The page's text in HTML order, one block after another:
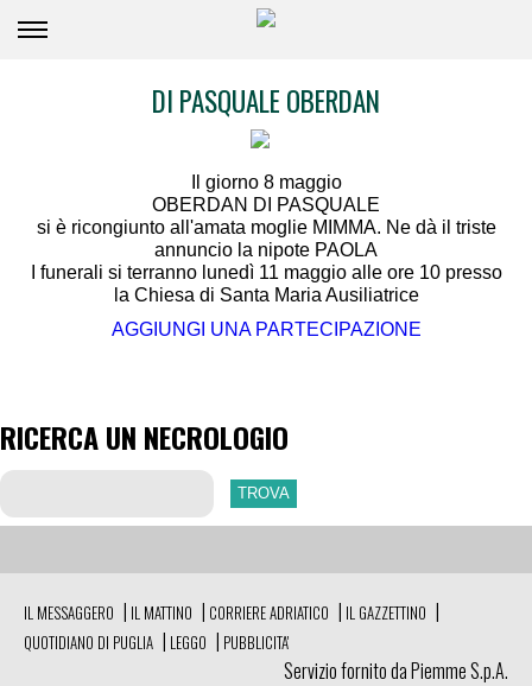
DI PASQUALE OBERDAN
Il giorno 8 maggio
OBERDAN DI PASQUALE
si è ricongiunto all'amata moglie MIMMA. Ne dà il triste
annuncio la nipote PAOLA
I funerali si terranno lunedì 11 maggio alle ore 10 presso
la Chiesa di Santa Maria Ausiliatrice
AGGIUNGI UNA PARTECIPAZIONE
RICERCA UN NECROLOGIO
IL MESSAGGERO | IL MATTINO | CORRIERE ADRIATICO | IL GAZZETTINO |
QUOTIDIANO DI PUGLIA | LEGGO | PUBBLICITA'
Servizio fornito da Piemme S.p.A.